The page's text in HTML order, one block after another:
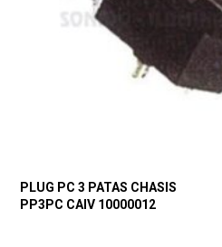
PLUG PC 3 PATAS CHASIS
PP3PC CAIV 10000012